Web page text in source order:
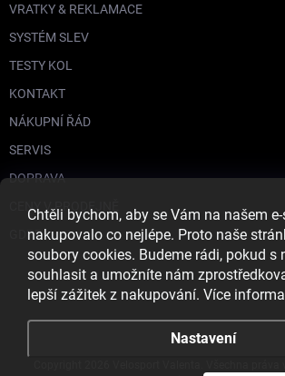
Chtěli bychom, aby se Vám na našem
nakupovalo co nejlépe. Proto naše
soubory cookies. Budeme rádi, pokud s
souhlasit a umožníte nám
lepší zážitek z nakupování. Více
Nastavení
VRATKY & REKLAMACE
SYSTÉM SLEV
TESTY KOL
KONTAKT
NÁKUPNÍ ŘÁD
SERVIS
DOPRAVA
CENY V PRODEJNĚ
GDPR